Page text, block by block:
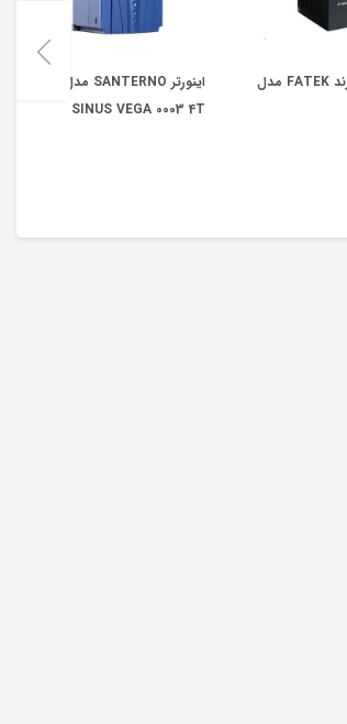
منبع تغذیه برند FATEK مدل
اینورتر SANTERNO مدل
SINUS VEGA 0003 4T